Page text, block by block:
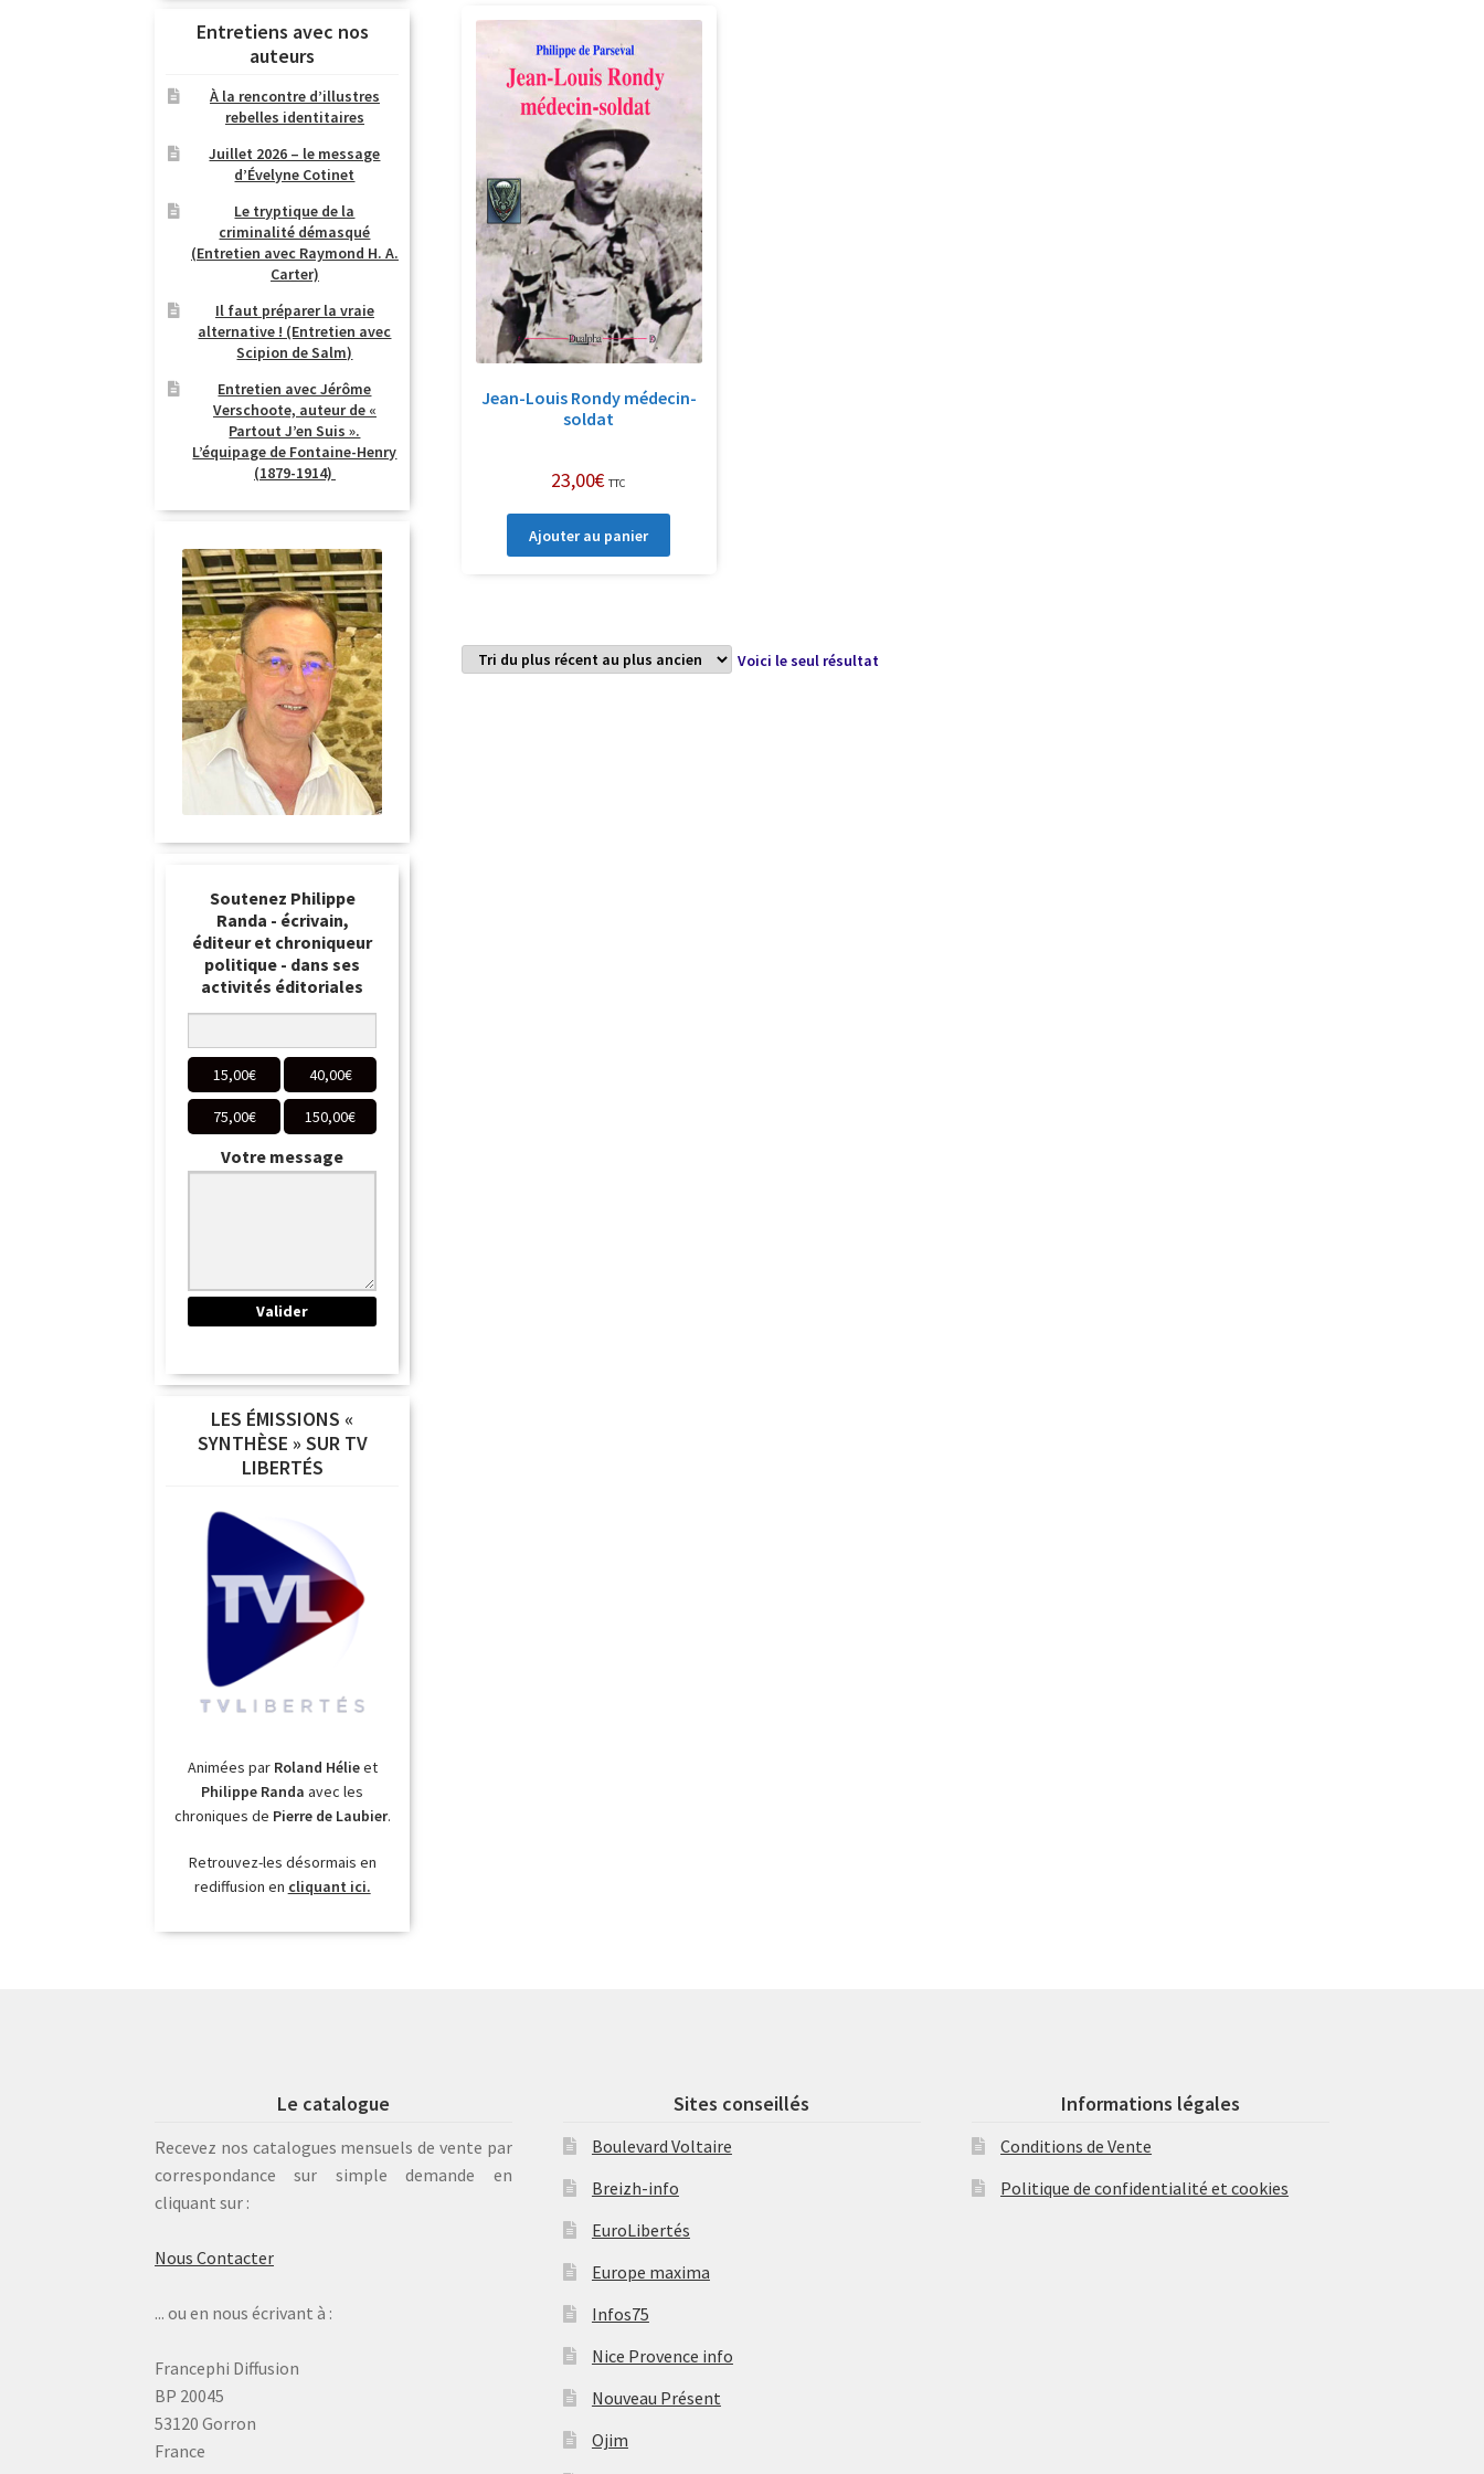
Jean-Louis Rondy médecin-
soldat
23,00€ TTC
Ajouter au panier
Voici le seul résultat
Entretiens avec nos
auteurs
À la rencontre d’illustres
rebelles identitaires
Juillet 2026 – le message
d’Évelyne Cotinet
Le tryptique de la
criminalité démasqué
(Entretien avec Raymond H. A.
Carter)
Il faut préparer la vraie
alternative ! (Entretien avec
Scipion de Salm)
Entretien avec Jérôme
Verschoote, auteur de «
Partout J’en Suis ».
L’équipage de Fontaine-Henry
(1879-1914)
Soutenez Philippe
Randa - écrivain,
éditeur et chroniqueur
politique - dans ses
activités éditoriales
15,00€ 40,00€
75,00€ 150,00€
Votre message
LES ÉMISSIONS «
SYNTHÈSE » SUR TV
LIBERTÉS
Animées par Roland Hélieet
Philippe Randa avec les
chroniques de Pierre de Laubier.
Retrouvez-les désormais en
rediffusion en cliquant ici.
Le catalogue
Recevez nos catalogues mensuels de vente par
correspondance sur simple demande en
cliquant sur :
Nous Contacter
... ou en nous écrivant à :
Francephi Diffusion
BP 20045
53120 Gorron
France
Sites conseillés
Boulevard Voltaire
Breizh-info
EuroLibertés
Europe maxima
Infos75
Nice Provence info
Nouveau Présent
Ojim
Informations légales
Conditions de Vente
Politique de confidentialité et cookies